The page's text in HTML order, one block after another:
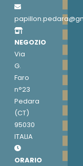
NEGOZIO
Via
G.
Faro
n°23
Pedara
(CT)
95030
ITALIA
ORARIO